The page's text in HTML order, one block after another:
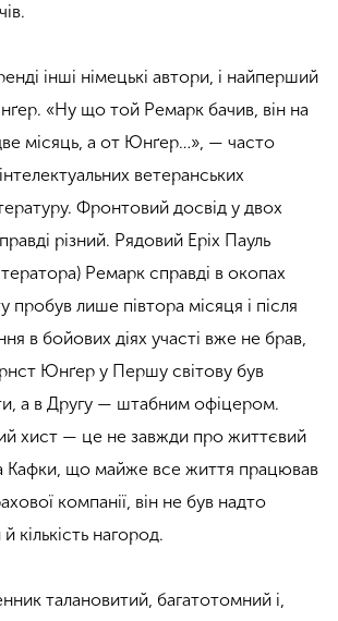
інші німецькі автори, і найперший
«Ну що той Ремарк бачив, він на
місяць, а от Юнґер…», — часто
ветеранських
Фронтовий досвід у двох
різний. Рядовий Еріх Пауль
Ремарк справді в окопах
пробув лише півтора місяця і після
в бойових діях участі вже не брав,
Юнґер у Першу світову був
а в Другу — штабним офіцером.
хист — це не завжди про життєвий
Кафки, що майже все життя працював
компанії, він не був надто
кількість нагород.
талановитий, багатотомний і,